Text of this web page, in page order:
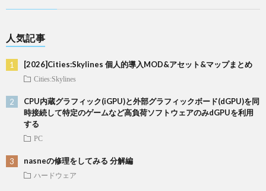
人気記事
[2026]Cities:Skylines 個人的導入MOD&アセット&マップまとめ
Cities:Skylines
CPU内蔵グラフィック(iGPU)と外部グラフィックボード(dGPU)を同
時接続して特定のゲームなど高負荷ソフトウェアのみdGPUを利用
する
PC
nasneの修理をしてみる 分解編
ハードウェア